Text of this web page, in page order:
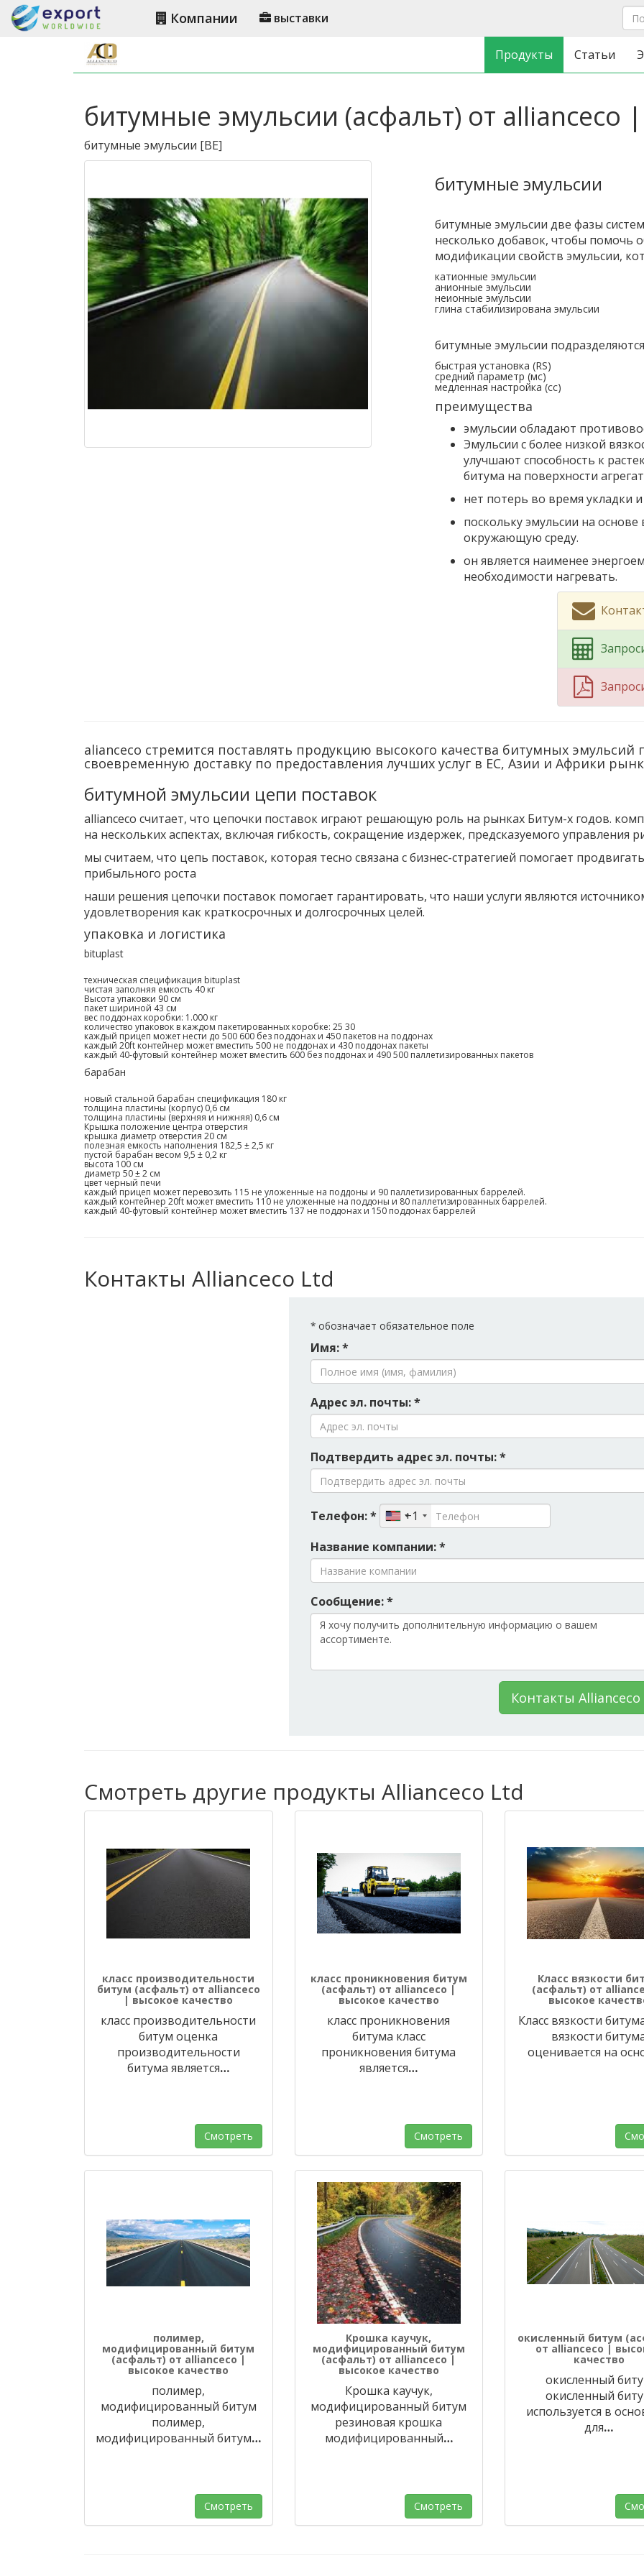
Компании выставки
Продукты Статьи
битумные эмульсии (асфальт) от allianceco
битумные эмульсии [BE]
битумные эмульсии
битумные эмульсии две фазы
несколько добавок, чтобы помочь
модификации свойств эмульсии,
катионные эмульсии
анионные эмульсии
неионные эмульсии
глина стабилизирована эмульсии
битумные эмульсии
быстрая установка (RS)
средний параметр (мс)
медленная настройка (сс)
преимущества
эмульсии обладают
Эмульсии с более низкой
улучшают способность к
битума на поверхности
нет потерь во время укладки
поскольку эмульсии на
окружающую среду.
он является наименее
необходимости нагревать.
alianceco стремится поставлять продукцию высокого качества битумных эмульсий
своевременную доставку по предоставления лучших услуг в ЕС, Азии и Африки
битумной эмульсии цепи поставок
allianceco считает, что цепочки поставок играют решающую роль на рынках Битум-х годов.
на нескольких аспектах, включая гибкость, сокращение издержек, предсказуемого управления
мы считаем, что цепь поставок, которая тесно связана с бизнес-стратегией помогает
прибыльного роста
наши решения цепочки поставок помогает гарантировать, что наши услуги являются
удовлетворения как краткосрочных и долгосрочных целей.
упаковка и логистика
bituplast
техническая спецификация bituplast
чистая заполняя емкость 40 кг
Высота упаковки 90 см
пакет шириной 43 см
вес поддонах коробки: 1.000 кг
количество упаковок в каждом пакетированных коробке: 25 30
каждый прицеп может нести до 500 600 без поддонах и 450 пакетов на поддонах
каждый 20ft контейнер может вместить 500 не поддонах и 430 поддонах пакеты
каждый 40-футовый контейнер может вместить 600 без поддонах и 490 500 паллетизированных пакетов
барабан
новый стальной барабан спецификация 180 кг
толщина пластины (корпус) 0,6 см
толщина пластины (верхняя и нижняя) 0,6 см
Крышка положение центра отверстия
крышка диаметр отверстия 20 см
полезная емкость наполнения 182,5 ± 2,5 кг
пустой барабан весом 9,5 ± 0,2 кг
высота 100 см
диаметр 50 ± 2 см
цвет черный печи
каждый прицеп может перевозить 115 не уложенные на поддоны и 90 паллетизированных баррелей.
каждый контейнер 20ft может вместить 110 не уложенные на поддоны и 80 паллетизированных баррелей.
каждый 40-футовый контейнер может вместить 137 не поддонах и 150 поддонах баррелей
Контакты Allianceco Ltd
* обозначает обязательное поле
Имя: *
Адрес эл. почты: *
Подтвердить адрес эл. почты: *
Телефон: *
+1
Название компании: *
Сообщение: *
Контакты
Смотреть другие продукты Allianceco Ltd
класс производительности
битум (асфальт) от allianceco
| высокое качество
класс производительности
битум оценка
производительности
битума является…
Смотреть
класс проникновения битум
(асфальт) от allianceco |
высокое качество
класс проникновения
битума класс
проникновения битума
является…
Смотреть
Класс вязкости
(асфальт) от
высокое
Класс вязкости
вязкости
оценивается на
полимер,
модифицированный битум
(асфальт) от allianceco |
высокое качество
полимер,
модифицированный битум
полимер,
модифицированный битум…
Смотреть
Крошка каучук,
модифицированный битум
(асфальт) от allianceco |
высокое качество
Крошка каучук,
модифицированный битум
резиновая крошка
модифицированный…
Смотреть
окисленный битум
от allianceco |
качество
окисленный
окисленный
используется в
для…